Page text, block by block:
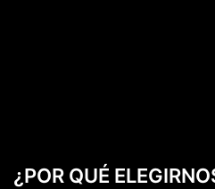
¿POR QUÉ